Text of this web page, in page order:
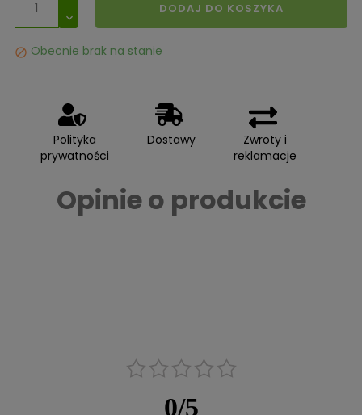
DODAJ DO KOSZYKA
 Obecnie brak na stanie
Polityka
prywatności
Dostawy
Zwroty i
reklamacje
Opinie o produkcie
0/5